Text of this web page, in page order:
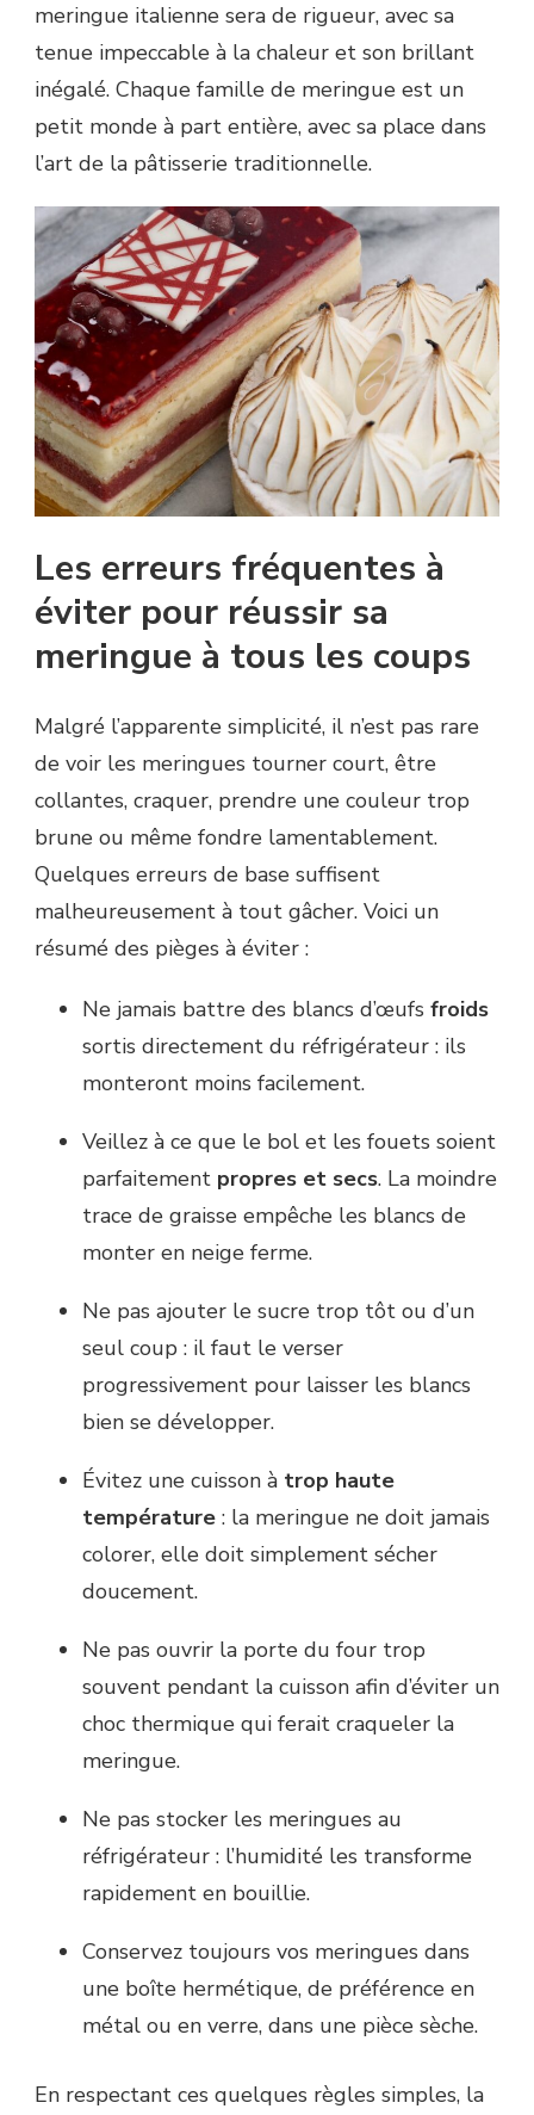
meringue italienne sera de rigueur, avec sa
tenue impeccable à la chaleur et son brillant
inégalé. Chaque famille de meringue est un
petit monde à part entière, avec sa place dans
l’art de la pâtisserie traditionnelle.
Les erreurs fréquentes à
éviter pour réussir sa
meringue à tous les coups
Malgré l’apparente simplicité, il n’est pas rare
de voir les meringues tourner court, être
collantes, craquer, prendre une couleur trop
brune ou même fondre lamentablement.
Quelques erreurs de base suffisent
malheureusement à tout gâcher. Voici un
résumé des pièges à éviter :
Ne jamais battre des blancs d’œufs froids
sortis directement du réfrigérateur : ils
monteront moins facilement.
Veillez à ce que le bol et les fouets soient
parfaitement propres et secs. La moindre
trace de graisse empêche les blancs de
monter en neige ferme.
Ne pas ajouter le sucre trop tôt ou d’un
seul coup : il faut le verser
progressivement pour laisser les blancs
bien se développer.
Évitez une cuisson à trop haute
température : la meringue ne doit jamais
colorer, elle doit simplement sécher
doucement.
Ne pas ouvrir la porte du four trop
souvent pendant la cuisson afin d’éviter un
choc thermique qui ferait craqueler la
meringue.
Ne pas stocker les meringues au
réfrigérateur : l’humidité les transforme
rapidement en bouillie.
Conservez toujours vos meringues dans
une boîte hermétique, de préférence en
métal ou en verre, dans une pièce sèche.
En respectant ces quelques règles simples, la